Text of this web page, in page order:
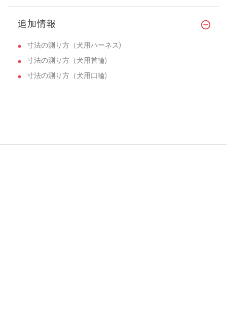
追加情報
寸法の測り方（犬用ハーネス)
寸法の測り方（犬用首輪)
寸法の測り方（犬用口輪)